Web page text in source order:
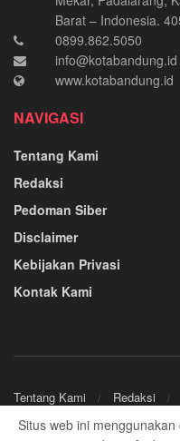
Barat – Indonesia.
0899.862.5050
info@kotabandung.id
www.kotabandung.id
NAVIGASI
Tentang Kami
Redaksi
Pedoman Siber
Disclaimer
Kebijakan Privasi
Kontak Kami
Tentang Kami Redaksi
Situs web ini